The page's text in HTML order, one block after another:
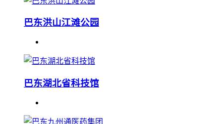
巴东洪山江滩公园
巴东湖北省科技馆